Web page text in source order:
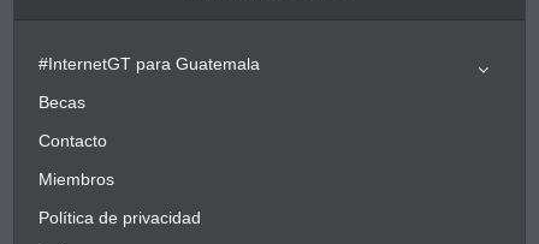
#InternetGT para Guatemala
Becas
Contacto
Miembros
Política de privacidad